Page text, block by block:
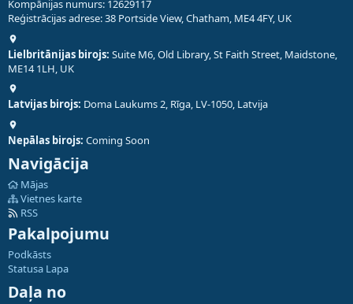
Kompānijas numurs: 12629117
Reģistrācijas adrese: 38 Portside View, Chatham, ME4 4FY, UK
Lielbritānijas birojs: Suite M6, Old Library, St Faith Street, Maidstone,
ME14 1LH, UK
Latvijas birojs: Doma Laukums 2, Rīga, LV-1050, Latvija
Nepālas birojs: Coming Soon
Navigācija
Mājas
Vietnes karte
RSS
Pakalpojumu
Podkāsts
Statusa Lapa
Daļa no